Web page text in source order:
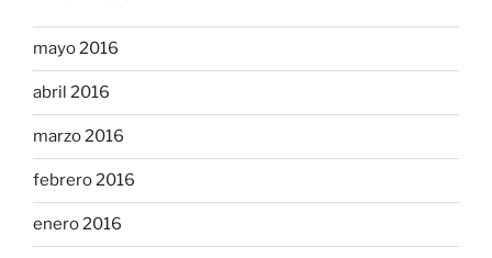
mayo 2016
abril 2016
marzo 2016
febrero 2016
enero 2016